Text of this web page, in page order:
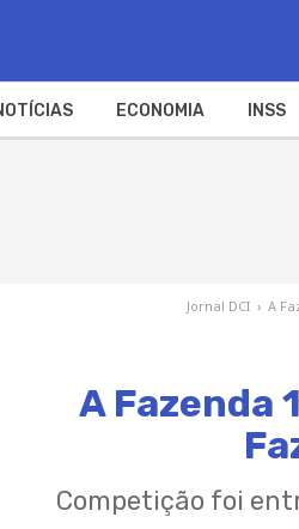
ECONOMIA INSS
Jornal DCI › A
A Fazenda
Competição foi